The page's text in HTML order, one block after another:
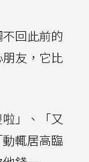
回此前的
友，它比
」、「又
輒居高臨